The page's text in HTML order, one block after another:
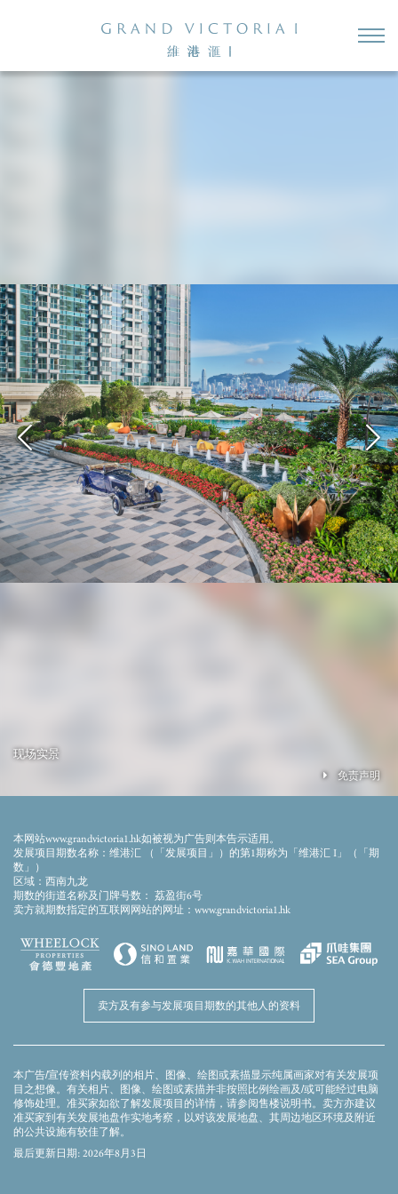
现场实景
免责声明
最后完成之外观或其景观，一切仅供参考。发展项目期数四周将会有其他建成及/或未建
成之建筑物及/或设施，且区内、周边环境、建筑物及设施会不时改变，卖方对发展项目
期数区内、周边环境、建筑物及设施并不作出不论明示或隐含之要约、陈述、承诺或保
证。相片内的装置、装修物料、设备、装饰物、植物、园景及其他物件等及其展示之景
观不一定会在发展项目期数或其附近环境出现，并不构成任何卖方就发展项目期数、其
周边环境、建筑物及设施不论明示或隐含之要约、承诺、陈述或保证。卖方亦建议准买
家到发展项目期数作实地考察，以对该发展项目期数、其周边地区环境及附近的公共设
卖方保留权利不时修订及／或更改会所设施之装置、装修物料、设备及其间隔、用料、
家俬、设计、布局、用途、规格及颜色等的权利，而无须另行通知。会所、园景花园及
康乐设施之开放时间及使用受相关法律、批地文件、公契条款、会所使用守则及现场环
展项目期数入伙时未必能即时启用。部分设施及/或服务以政府部门之审批同意或许可为
准，使用者或须另外缴费。会所各区域及设施的名称为推广名称并仅于推广资料中显
示，将不会在发展项目期数的公契、临时买卖合约、买卖合约、转让契或其他业权契据
本网站www.grandvictoria1.hk如被视为广告则本告示适用。
发展项目期数名称：维港汇 （「发展项目」）的第1期称为「维港汇 I」（「期
数」）
区域：西南九龙
期数的街道名称及门牌号数： 荔盈街6号
卖方就期数指定的互联网网站的网址：www.grandvictoria1.hk
卖方及有参与发展项目期数的其他人的资料
本广告/宣传资料内载列的相片、图像、绘图或素描显示纯属画家对有关发展项
目之想像。有关相片、图像、绘图或素描并非按照比例绘画及/或可能经过电脑
修饰处理。准买家如欲了解发展项目的详情，请参阅售楼说明书。卖方亦建议
准买家到有关发展地盘作实地考察，以对该发展地盘、其周边地区环境及附近
的公共设施有较佳了解。
最后更新日期: 2026年8月3日